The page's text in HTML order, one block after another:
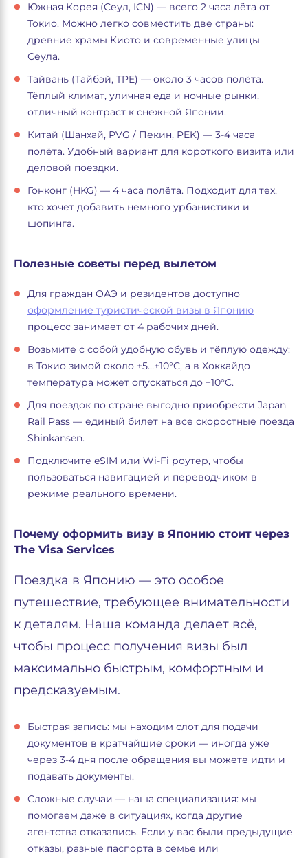
Южная Корея (Сеул, ICN) — всего 2 часа лёта от
Токио. Можно легко совместить две страны:
древние храмы Киото и современные улицы
Сеула.
Тайвань (Тайбэй, TPE) — около 3 часов полёта.
Тёплый климат, уличная еда и ночные рынки,
отличный контраст к снежной Японии.
Китай (Шанхай, PVG / Пекин, PEK) — 3-4 часа
полёта. Удобный вариант для короткого визита или
деловой поездки.
Гонконг (HKG) — 4 часа полёта. Подходит для тех,
кто хочет добавить немного урбанистики и
шопинга.
Полезные советы перед вылетом
Для граждан ОАЭ и резидентов доступно
оформление туристической визы в Японию
процесс занимает от 4 рабочих дней.
Возьмите с собой удобную обувь и тёплую одежду:
в Токио зимой около +5…+10°C, а в Хоккайдо
температура может опускаться до −10°C.
Для поездок по стране выгодно приобрести Japan
Rail Pass — единый билет на все скоростные поезда
Shinkansen.
Подключите eSIM или Wi-Fi роутер, чтобы
пользоваться навигацией и переводчиком в
режиме реального времени.
Почему оформить визу в Японию стоит через
The Visa Services
Поездка в Японию — это особое
путешествие, требующее внимательности
к деталям. Наша команда делает всё,
чтобы процесс получения визы был
максимально быстрым, комфортным и
предсказуемым.
Быстрая запись: мы находим слот для подачи
документов в кратчайшие сроки — иногда уже
через 3-4 дня после обращения вы можете идти и
подавать документы.
Сложные случаи — наша специализация: мы
помогаем даже в ситуациях, когда другие
агентства отказались. Если у вас были предыдущие
отказы, разные паспорта в семье или